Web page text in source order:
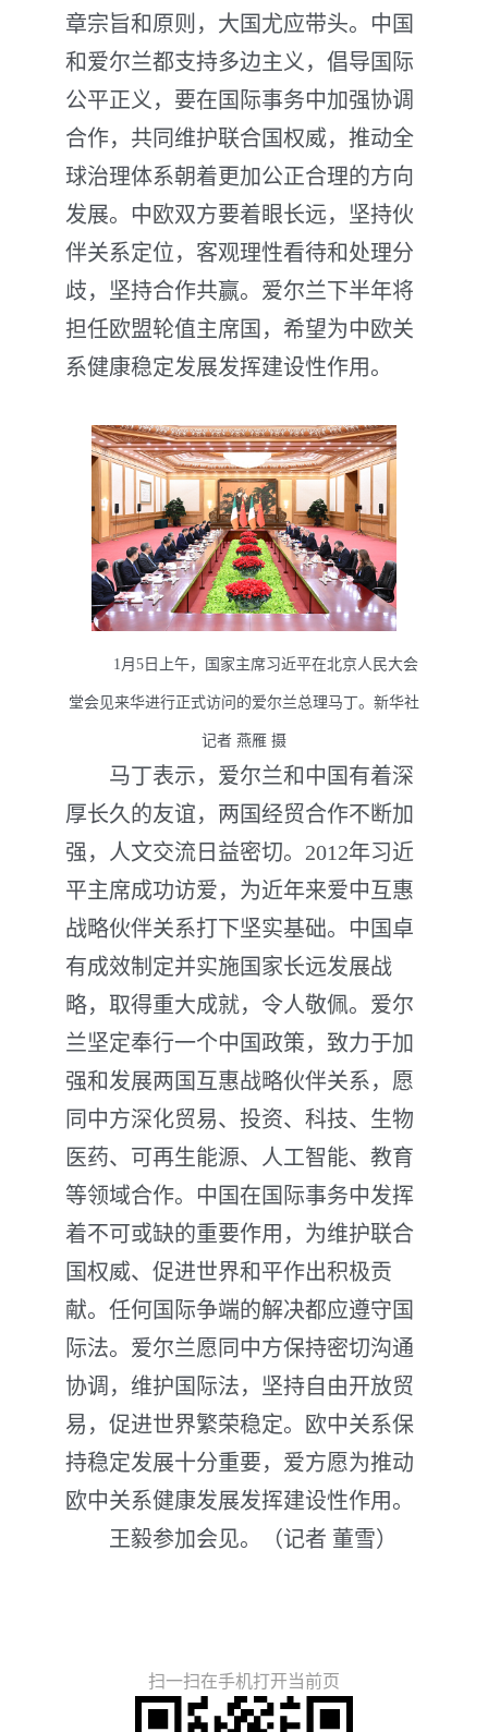
章宗旨和原则，大国尤应带头。中国
和爱尔兰都支持多边主义，倡导国际
公平正义，要在国际事务中加强协调
合作，共同维护联合国权威，推动全
球治理体系朝着更加公正合理的方向
发展。中欧双方要着眼长远，坚持伙
伴关系定位，客观理性看待和处理分
歧，坚持合作共赢。爱尔兰下半年将
担任欧盟轮值主席国，希望为中欧关
系健康稳定发展发挥建设性作用。
1月5日上午，国家主席习近平在北京人民大会
堂会见来华进行正式访问的爱尔兰总理马丁。新华社
记者 燕雁 摄
马丁表示，爱尔兰和中国有着深
厚长久的友谊，两国经贸合作不断加
强，人文交流日益密切。2012年习近
平主席成功访爱，为近年来爱中互惠
战略伙伴关系打下坚实基础。中国卓
有成效制定并实施国家长远发展战
略，取得重大成就，令人敬佩。爱尔
兰坚定奉行一个中国政策，致力于加
强和发展两国互惠战略伙伴关系，愿
同中方深化贸易、投资、科技、生物
医药、可再生能源、人工智能、教育
等领域合作。中国在国际事务中发挥
着不可或缺的重要作用，为维护联合
国权威、促进世界和平作出积极贡
献。任何国际争端的解决都应遵守国
际法。爱尔兰愿同中方保持密切沟通
协调，维护国际法，坚持自由开放贸
易，促进世界繁荣稳定。欧中关系保
持稳定发展十分重要，爱方愿为推动
欧中关系健康发展发挥建设性作用。
王毅参加会见。（记者 董雪）
扫一扫在手机打开当前页